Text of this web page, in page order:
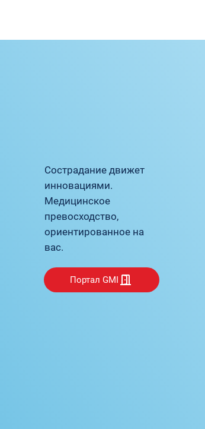
Сострадание движет
инновациями.
Медицинское
превосходство,
ориентированное на
вас.
Портал GMI